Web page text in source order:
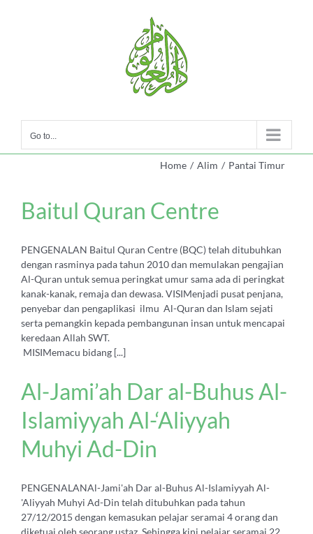
Go to...
Home / Alim / Pantai Timur
Baitul Quran Centre
PENGENALAN Baitul Quran Centre (BQC) telah ditubuhkan
dengan rasminya pada tahun 2010 dan memulakan pengajian
Al-Quran untuk semua peringkat umur sama ada di peringkat
kanak-kanak, remaja dan dewasa. VISIMenjadi pusat penjana,
penyebar dan pengaplikasi ilmu Al-Quran dan Islam sejati
serta pemangkin kepada pembangunan insan untuk mencapai
keredaan Allah SWT.
MISIMemacu bidang [...]
Al-Jami’ah Dar al-Buhus Al-
Islamiyyah Al-‘Aliyyah
Muhyi Ad-Din
PENGENALANAl-Jami'ah Dar al-Buhus Al-Islamiyyah Al-
'Aliyyah Muhyi Ad-Din telah ditubuhkan pada tahun
27/12/2015 dengan kemasukan pelajar seramai 4 orang dan
diketuai oleh seorang ustaz. Sehingga kini pelajar seramai 22